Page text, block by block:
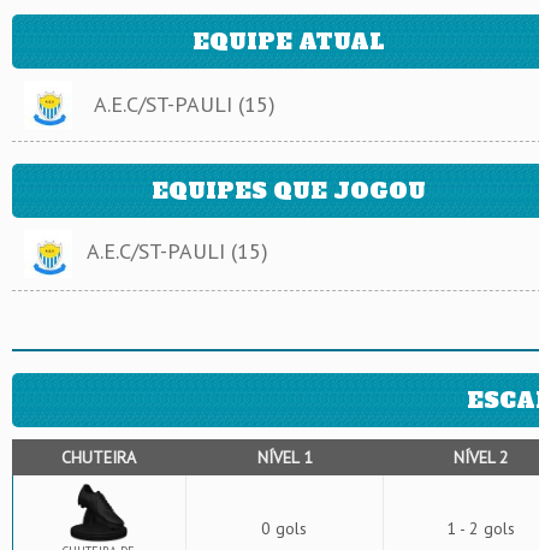
EQUIPE ATUAL
A.E.C/ST-PAULI (15)
EQUIPES QUE JOGOU
A.E.C/ST-PAULI (15)
CHUTEIRA NÍVEL 1 NÍVEL 2
0 gols 1 - 2 gols